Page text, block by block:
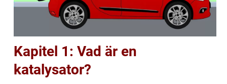
Kapitel 1: Vad är en
katalysator?